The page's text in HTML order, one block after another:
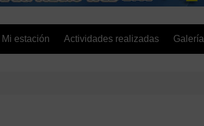
Mi estación Actividades realizadas Galería